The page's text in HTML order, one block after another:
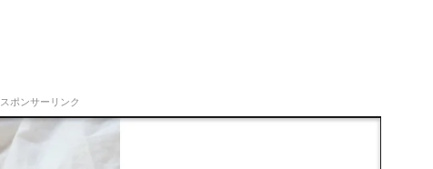
スポンサーリンク